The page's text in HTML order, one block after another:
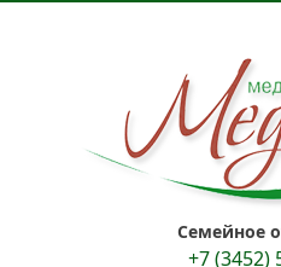
Семейное
+7 (3452)